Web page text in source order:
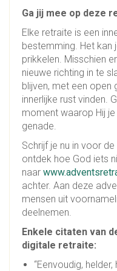
Ga jij mee op deze
Elke retraite is een
bestemming. Het kan
prikkelen. Misschien
nieuwe richting in te
blijven, met een open
innerlijke rust vinden.
moment waarop Hij
genade.
Schrijf je nu in voor
ontdek hoe God iets
naar
achter. Aan deze
mensen uit
deelnemen.
Enkele citaten van
digitale retraite:
“Eenvoudig,